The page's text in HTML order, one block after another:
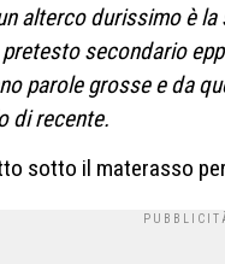
alterco durissimo è
secondario
parole grosse e da
di recente.
sotto il materasso